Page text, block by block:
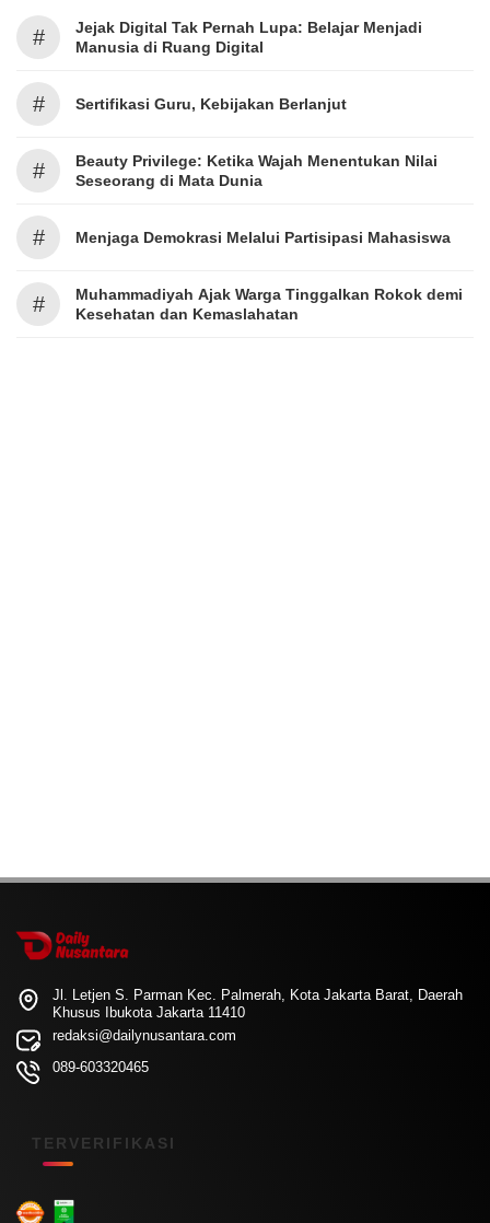
#
Jejak Digital Tak Pernah Lupa: Belajar Menjadi
Manusia di Ruang Digital
# Sertifikasi Guru, Kebijakan Berlanjut
#
Beauty Privilege: Ketika Wajah Menentukan Nilai
Seseorang di Mata Dunia
# Menjaga Demokrasi Melalui Partisipasi Mahasiswa
#
Muhammadiyah Ajak Warga Tinggalkan Rokok demi
Kesehatan dan Kemaslahatan
Jl. Letjen S. Parman Kec. Palmerah, Kota Jakarta Barat, Daerah
Khusus Ibukota Jakarta 11410
redaksi@dailynusantara.com
089-603320465
TERVERIFIKASI